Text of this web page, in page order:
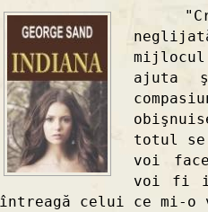
ajuta
totul se
voi
voi fi
întreagă celui ce mi-o